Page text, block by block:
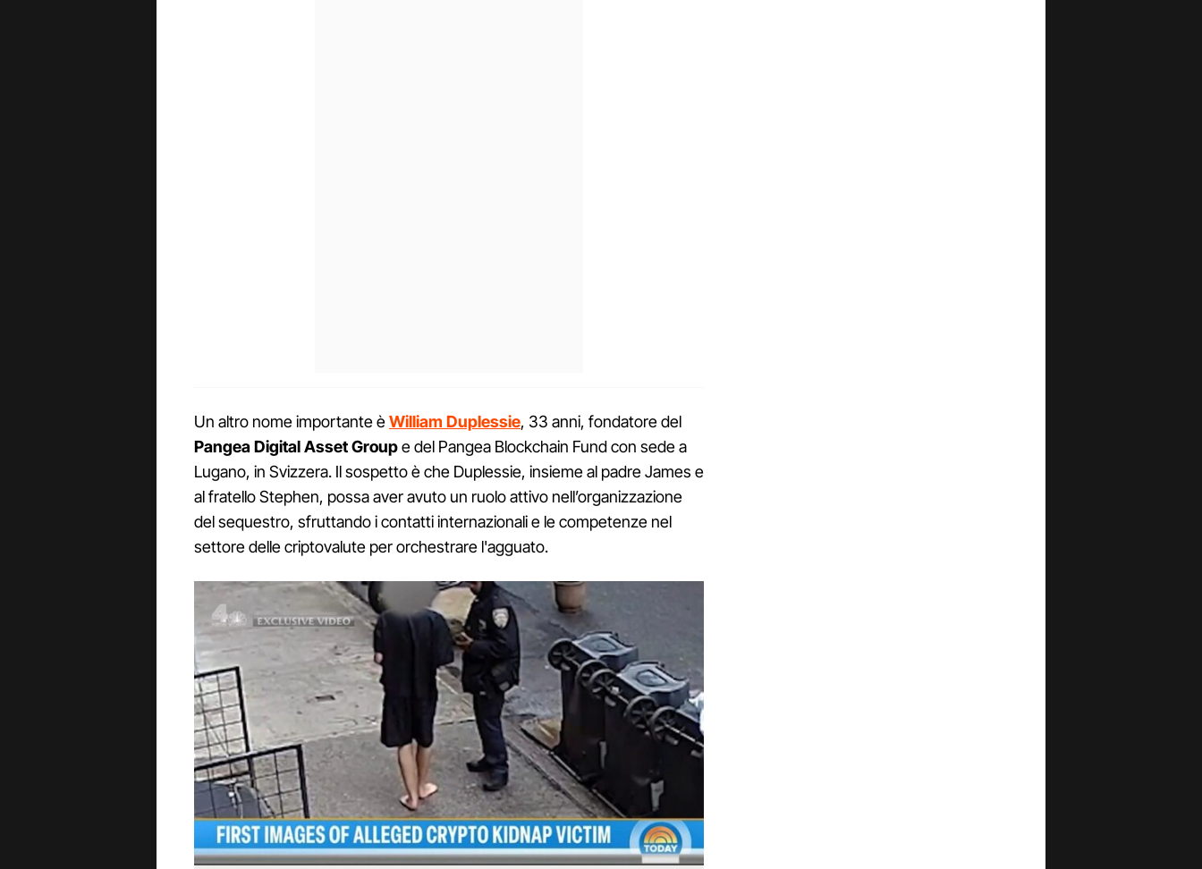
Un altro nome importante èWilliam Duplessie, 33 anni, fondatore del
Pangea Digital Asset Groupe del Pangea Blockchain Fund con sede a
Lugano, in Svizzera. Il sospetto è che Duplessie, insieme al padre James e
al fratello Stephen, possa aver avuto un ruolo attivo nell’organizzazione
del sequestro, sfruttando i contatti internazionali e le competenze nel
settore delle criptovalute per orchestrare l'agguato.